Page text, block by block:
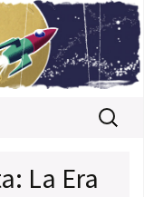
Buscar:
La Era